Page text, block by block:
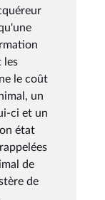
les
le coût
un
ci et un
état
de
de